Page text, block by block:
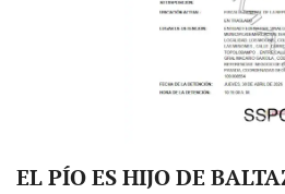
EL PÍO ES HIJO DE